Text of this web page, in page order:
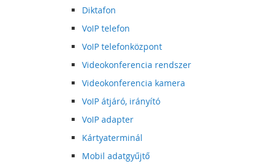
Diktafon
VoIP telefon
VoIP telefonközpont
Videokonferencia rendszer
Videokonferencia kamera
VoIP átjáró, irányító
VoIP adapter
Kártyaterminál
Mobil adatgyűjtő